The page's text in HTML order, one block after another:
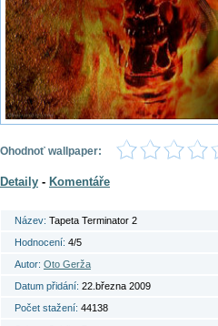
Ohodnoť wallpaper:
Detaily - Komentáře
Název: Tapeta Terminator 2
Hodnocení: 4/5
Autor: Oto Gerža
Datum přidání: 22.března 2009
Počet stažení: 44138